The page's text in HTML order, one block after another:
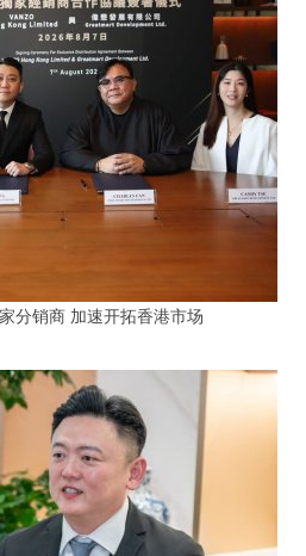
分销商 加速开拓香港市场